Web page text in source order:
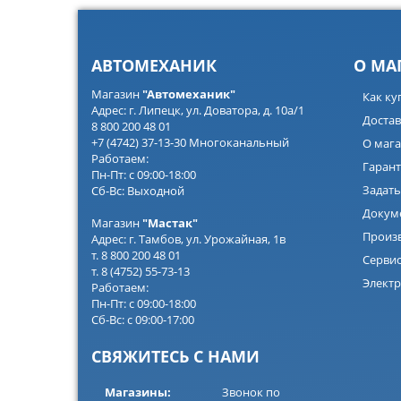
АВТОМЕХАНИК
Магазин"Автомеханик"
Адрес: г. Липецк, ул. Доватора, д. 10а/1
8 800 200 48 01
+7 (4742) 37-13-30 Многоканальный
Работаем:
Пн-Пт: с 09:00-18:00
Сб-Вс: Выходной
Магазин "Мастак"
Адрес: г. Тамбов, ул. Урожайная, 1в
т. 8 800 200 48 01
т. 8 (4752) 55-73-13
Работаем:
Пн-Пт: с 09:00-18:00
Сб-Вс: с 09:00-17:00
СВЯЖИТЕСЬ С НАМИ
Магазины: Звонок по
О
Как
О
Сервис